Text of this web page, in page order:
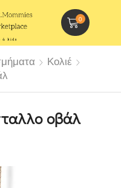
0
Κολιέ
οβάλ